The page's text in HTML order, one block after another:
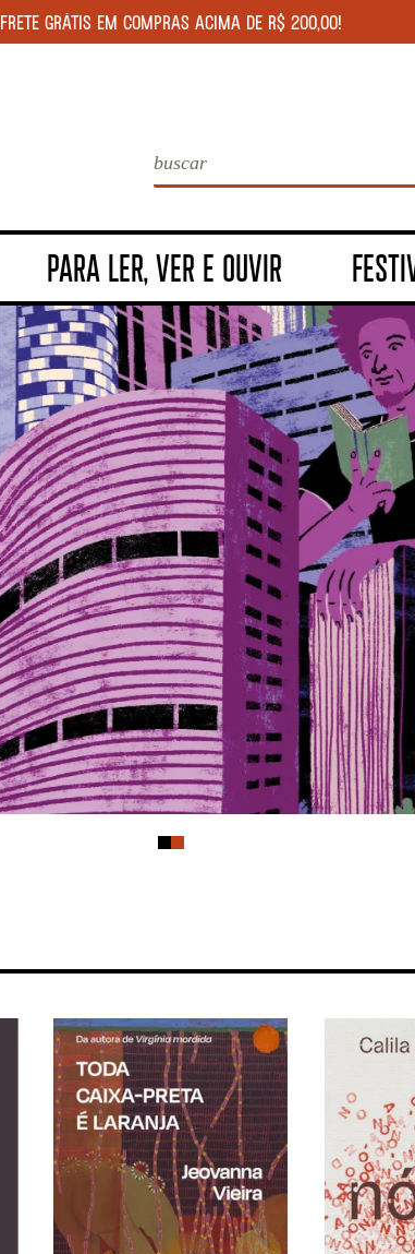
FRETE GRÁTIS EM COMPRAS ACIMA DE R$ 200,00!
PARA LER, VER E OUVIR